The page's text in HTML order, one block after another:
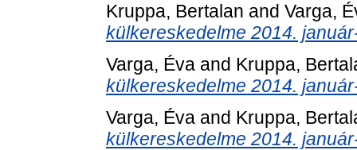
Kruppa, Bertalan and Varga,
külkereskedelme 2014.
Varga, Éva and Kruppa,
külkereskedelme 2014.
Varga, Éva and Kruppa,
külkereskedelme 2014.